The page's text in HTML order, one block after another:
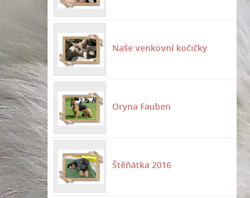
Naše venkovní kočičky
Oryna Fauben
Štěňátka 2016